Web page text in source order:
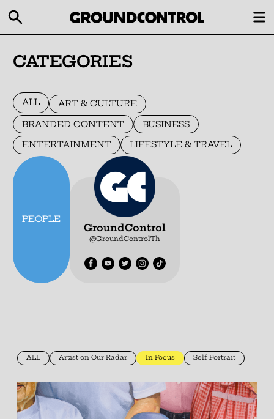
CATEGORIES
ALL
ART & CULTURE
BRANDED CONTENT
BUSINESS
ENTERTAINMENT
LIFESTYLE & TRAVEL
PEOPLE
GroundControl
@GroundControlTh
ALL Artist on Our Radar In Focus Self Portrait